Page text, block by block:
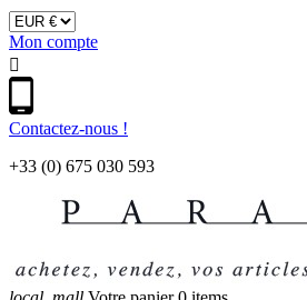
Mon compte

Contactez-nous !
+33 (0) 675 030 593